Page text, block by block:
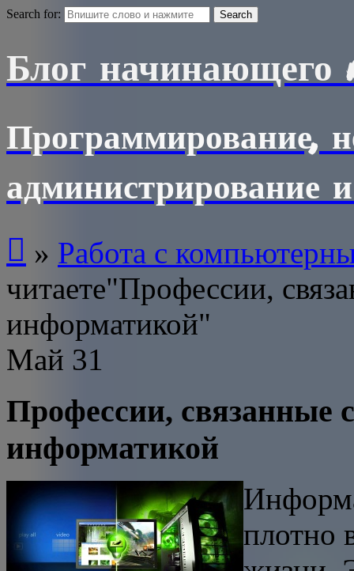
Search for:
Блог начинающего
Программирование,
администрирование
 » Работа с
читаете"Профессии,
информатикой"
Май 31
Профессии, связанные
информатикой
плотно